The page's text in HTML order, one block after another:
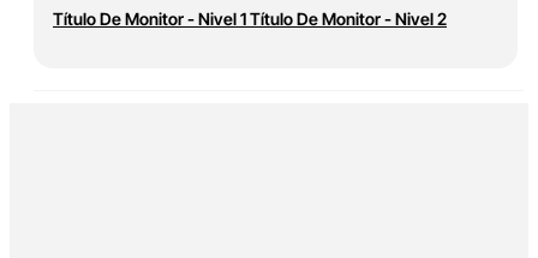
Título De Monitor - Nivel 1Título De Monitor - Nivel 2